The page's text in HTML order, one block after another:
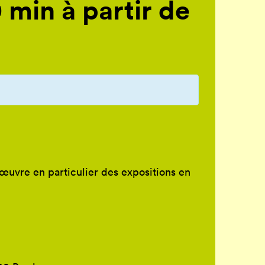
min à partir de
en particulier des expositions en